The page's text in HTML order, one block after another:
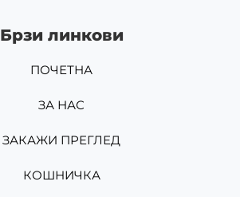
Брзи линкови
ПОЧЕТНА
ЗА НАС
ЗАКАЖИ ПРЕГЛЕД
КОШНИЧКА